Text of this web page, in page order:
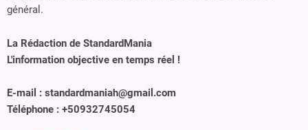
général.
La Rédaction de StandardMania
L'information objective en temps réel !
E-mail : standardmaniah@gmail.com
Téléphone : +50932745054